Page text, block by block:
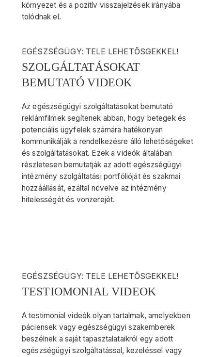
környezet és a pozitív visszajelzések irányába
tolódnak el.
EGÉSZSÉGÜGY: TELE LEHETŐSGEKKEL!
SZOLGÁLTATÁSOKAT
BEMUTATÓ VIDEOK
Az egészségügyi szolgáltatásokat bemutató
reklámfilmek segítenek abban, hogy betegek és
potenciális ügyfelek számára hatékonyan
kommunikálják a rendelkezésre álló lehetőségeket
és szolgáltatásokat. Ezek a videók általában
részletesen bemutatják az adott egészségügyi
intézmény szolgáltatási portfólióját és szakmai
hozzáállását, ezáltal növelve az intézmény
hitelességét és vonzerejét.
EGÉSZSÉGÜGY: TELE LEHETŐSGEKKEL!
TESTIOMONIAL VIDEOK
A testimonial videók olyan tartalmak, amelyekben
páciensek vagy egészségügyi szakemberek
beszélnek a saját tapasztalataikról egy adott
egészségügyi szolgáltatással, kezeléssel vagy